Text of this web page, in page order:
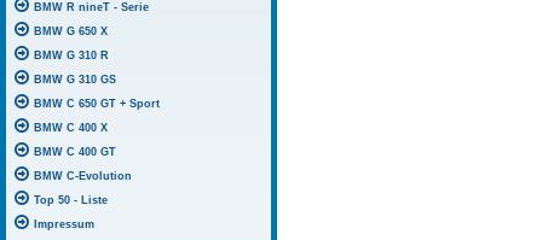
BMW R nineT - Serie
BMW G 650 X
BMW G 310 R
BMW G 310 GS
BMW C 650 GT + Sport
BMW C 400 X
BMW C 400 GT
BMW C-Evolution
Top 50 - Liste
Impressum